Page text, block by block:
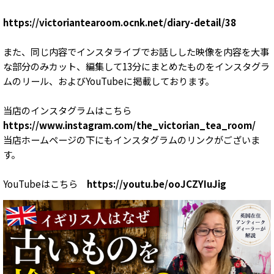
https://victoriantearoom.ocnk.net/diary-detail/38
また、同じ内容でインスタライブでお話しした映像を内容を大事
な部分のみカット、編集して13分にまとめたものをインスタグラ
ムのリール、およびYouTubeに掲載しております。
当店のインスタグラムはこちら
https://www.instagram.com/the_victorian_tea_room/
当店ホームページの下にもインスタグラムのリンクがございま
す。
YouTubeはこちら https://youtu.be/ooJCZYIuJig